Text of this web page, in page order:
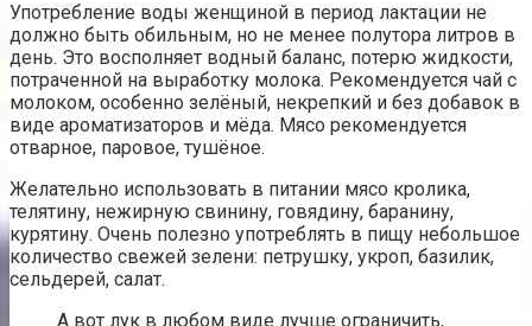
Употребление воды женщиной в период лактации не
должно быть обильным, но не менее полутора литров в
день. Это восполняет водный баланс, потерю жидкости,
потраченной на выработку молока. Рекомендуется чай с
молоком, особенно зелёный, некрепкий и без добавок в
виде ароматизаторов и мёда. Мясо рекомендуется
отварное, паровое, тушёное.
Желательно использовать в питании мясо кролика,
телятину, нежирную свинину, говядину, баранину,
курятину. Очень полезно употреблять в пищу небольшое
количество свежей зелени: петрушку, укроп, базилик,
сельдерей, салат.
А вот лук в любом виде лучше ограничить,